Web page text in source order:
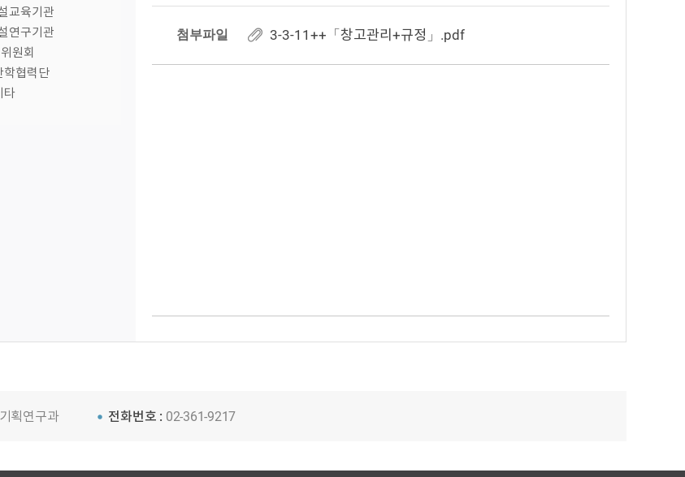
교육기관
연구기관
원회
학협력단
타
첨부파일 3-3-11++「창고관리+규정」.pdf
기획연구과 전화번호 : 02-361-9217